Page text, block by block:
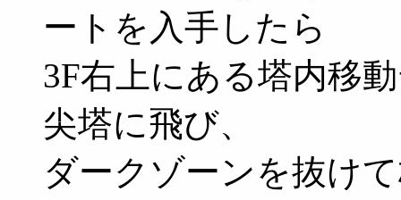
ートを入手したら
3F右上にある塔内移
尖塔に飛び、
ダークゾーンを抜け